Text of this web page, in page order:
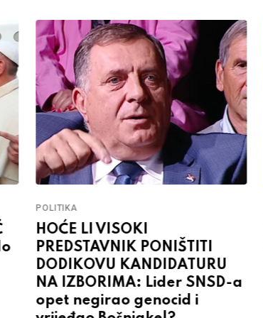
POLITIKA
HOĆE LI VISOKI
PREDSTAVNIK PONIŠTITI
DODIKOVU KANDIDATURU
NA IZBORIMA: Lider SNSD-a
opet negirao genocid i